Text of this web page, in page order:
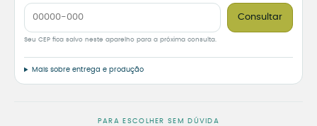
Consultar
Seu CEP fica salvo neste aparelho para a próxima consulta.
Mais sobre entrega e produção
PARA ESCOLHER SEM DÚVIDA